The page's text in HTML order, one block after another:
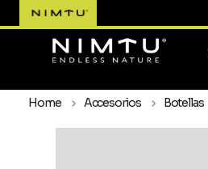
Accesorios Botellas